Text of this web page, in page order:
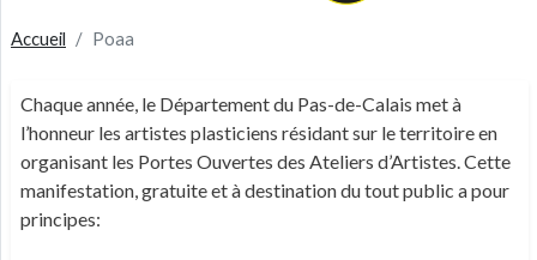
Accueil Poaa
Chaque année, le Département du Pas-de-Calais met à
l’honneur les artistes plasticiens résidant sur le territoire en
organisant les Portes Ouvertes des Ateliers d’Artistes. Cette
manifestation, gratuite et à destination du tout public a pour
principes: